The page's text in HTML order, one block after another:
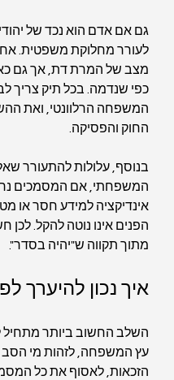
גם אם אדם הוא נכד של
לעורר מחלוקת משפטית.
מצב של המרת דת, אך גם
כפי שנדמה. בכל תיק צריך
המשפחה הרלוונטי, ואת
החוק והפסיקה.
בנוסף, עלולות להתעורר
המשפחתי, אם המסמכים
אינדיקציה למידע חסר או
הפנים אינו נוטה להקל.
מתוך תקווה ש"יהיה בסדר".
איך נכון להיערך
השלב החשוב ביותר מתחיל
עץ המשפחה, לזהות מי
הזכאות, לאסוף את כל